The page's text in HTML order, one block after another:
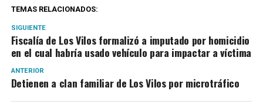
TEMAS RELACIONADOS:
SIGUIENTE
Fiscalía de Los Vilos formalizó a imputado por homicidio
en el cual habría usado vehículo para impactar a víctima
ANTERIOR
Detienen a clan familiar de Los Vilos por microtráfico